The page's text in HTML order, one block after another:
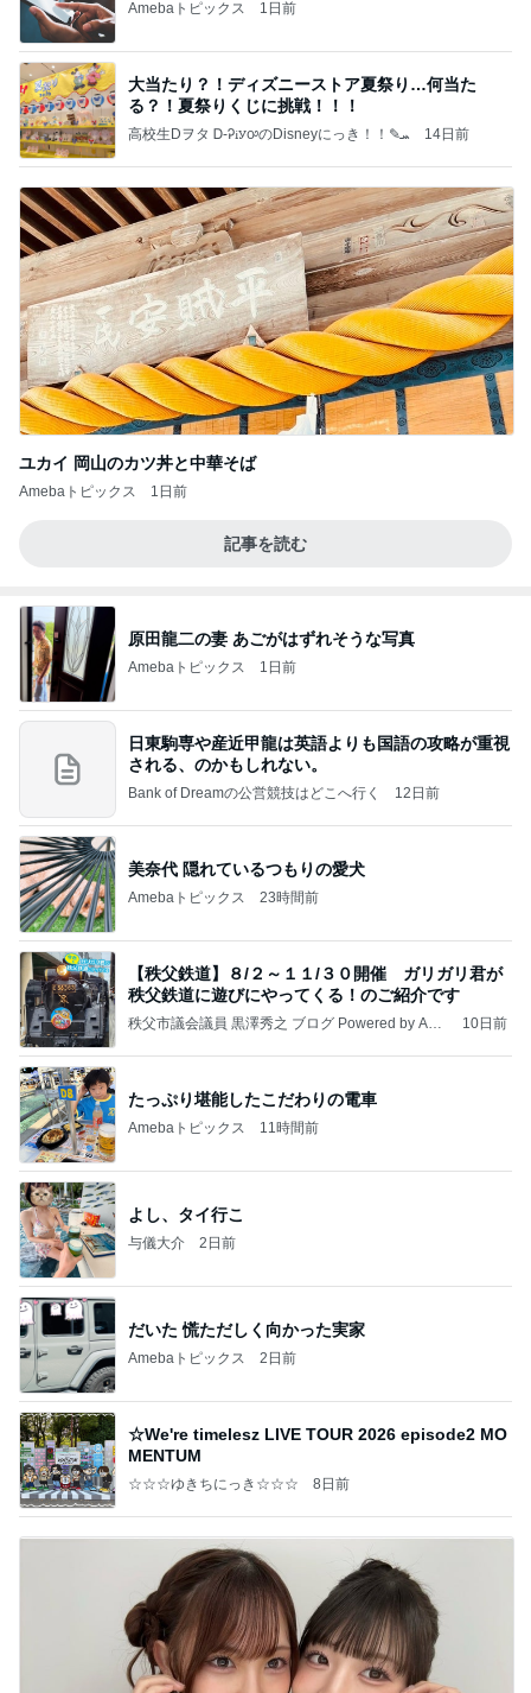
Amebaトピックス 1日前
大当たり？！ディズニーストア夏祭り…何当た
る？！夏祭りくじに挑戦！！！
高校生Dヲタ Ꭰ-ᎮꭵꭹꭴのDisneyにっき！！✎ܚ 14日前
ユカイ 岡山のカツ丼と中華そば
Amebaトピックス 1日前
記事を読む
原田龍二の妻 あごがはずれそうな写真
Amebaトピックス 1日前
日東駒専や産近甲龍は英語よりも国語の攻略が重視
される、のかもしれない。
Bank of Dreamの公営競技はどこへ行く 12日前
美奈代 隠れているつもりの愛犬
Amebaトピックス 23時間前
【秩父鉄道】８/２～１１/３０開催 ガリガリ君が
秩父鉄道に遊びにやってくる！のご紹介です
秩父市議会議員 黒澤秀之 ブログ Powered by Ame
10日前
たっぷり堪能したこだわりの電車
Amebaトピックス 11時間前
よし、タイ行こ
与儀大介 2日前
だいた 慌ただしく向かった実家
Amebaトピックス 2日前
☆We're timelesz LIVE TOUR 2026 episode2 MO
MENTUM
☆☆☆ゆきちにっき☆☆☆ 8日前